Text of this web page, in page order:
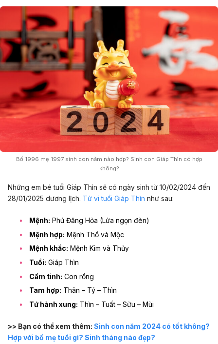
Bố 1996 mẹ 1997 sinh con năm nào hợp? Sinh con Giáp Thìn có hợp
không?
Những em bé tuổi Giáp Thìn sẽ có ngày sinh từ 10/02/2024 đến
28/01/2025 dương lịch. Tử vi tuổi Giáp Thìn như sau:
Mệnh: Phú Đăng Hỏa (Lửa ngọn đèn)
Mệnh hợp: Mệnh Thổ và Mộc
Mệnh khắc: Mệnh Kim và Thủy
Tuổi: Giáp Thìn
Cầm tinh: Con rồng
Tam hợp: Thân – Tý – Thìn
Tứ hành xung: Thìn – Tuất – Sửu – Mùi
>> Bạn có thể xem thêm: Sinh con năm 2024 có tốt không?
Hợp với bố mẹ tuổi gì? Sinh tháng nào đẹp?